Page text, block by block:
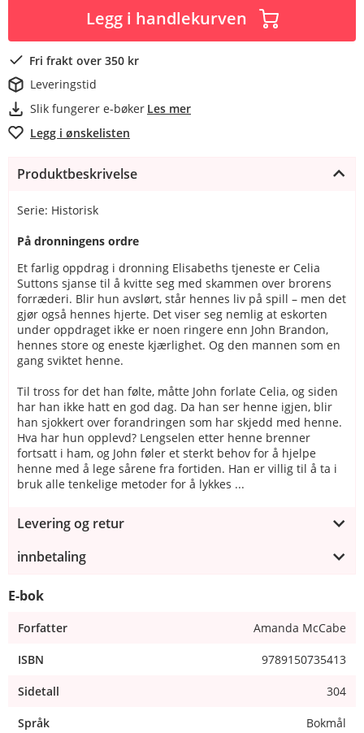
Legg i handlekurven
Fri frakt over 350 kr
Leveringstid
Slik fungerer e-bøker Les mer
Legg i ønskelisten
Produktbeskrivelse
Serie: Historisk
På dronningens ordre
Et farlig oppdrag i dronning Elisabeths tjeneste er Celia
Suttons sjanse til å kvitte seg med skammen over brorens
forræderi. Blir hun avslørt, står hennes liv på spill – men det
gjør også hennes hjerte. Det viser seg nemlig at eskorten
under oppdraget ikke er noen ringere enn John Brandon,
hennes store og eneste kjærlighet. Og den mannen som en
gang sviktet henne.
Til tross for det han følte, måtte John forlate Celia, og siden
har han ikke hatt en god dag. Da han ser henne igjen, blir
han sjokkert over forandringen som har skjedd med henne.
Hva har hun opplevd? Lengselen etter henne brenner
fortsatt i ham, og John føler et sterkt behov for å hjelpe
henne med å lege sårene fra fortiden. Han er villig til å ta i
bruk alle tenkelige metoder for å lykkes ...
Levering og retur
innbetaling
E-bok
Forfatter Amanda McCabe
ISBN 9789150735413
Sidetall 304
Språk Bokmål